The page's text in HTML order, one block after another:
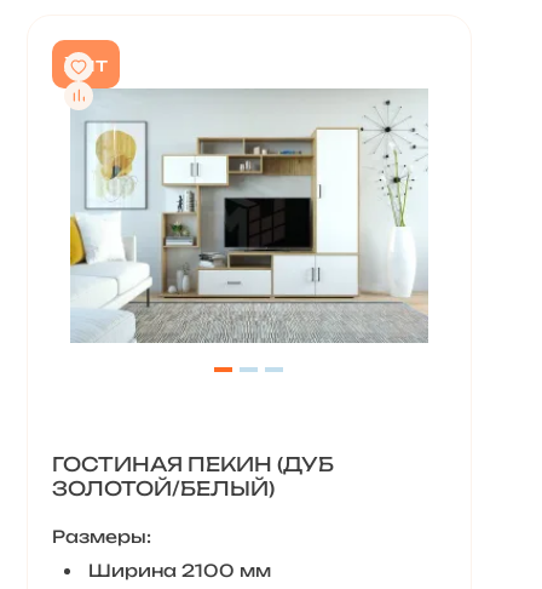
Хит
ГОСТИНАЯ ПЕКИН (ДУБ
ЗОЛОТОЙ/БЕЛЫЙ)
Размеры:
Ширина 2100 мм